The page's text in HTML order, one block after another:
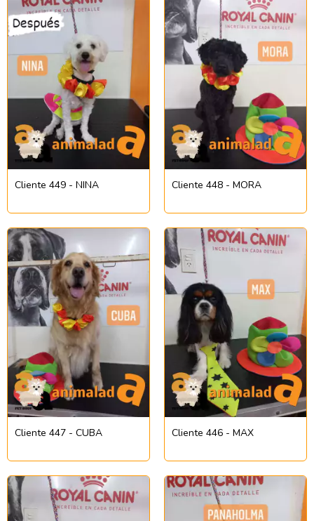
Cliente 449 - NINA Cliente 448 - MORA
Cliente 447 - CUBA Cliente 446 - MAX